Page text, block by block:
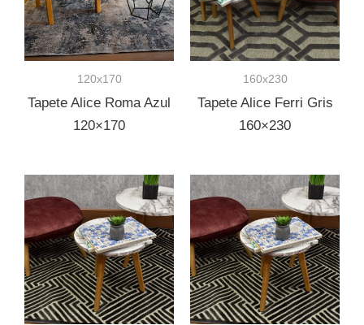
120x170
Tapete Alice Roma Azul
120×170
160x230
Tapete Alice Ferri Gris
160×230